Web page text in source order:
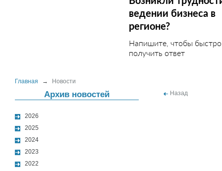
ведении бизнеса в
регионе?
Напишите, чтобы быстро
получить ответ
Главная → Новости
Архив новостей
2026
2025
2024
2023
2022
Назад